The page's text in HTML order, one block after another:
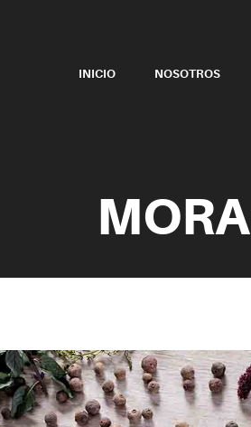
INICIO NOSOTROS
MORA